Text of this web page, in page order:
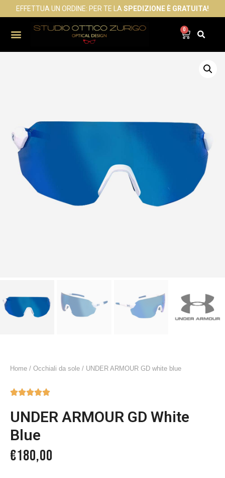
EFFETTUA UN ORDINE: PER TE LA SPEDIZIONE È GRATUITA!
0
Home / Occhiali da sole / UNDER ARMOUR GD white blue

UNDER ARMOUR GD White
Blue
€180,00